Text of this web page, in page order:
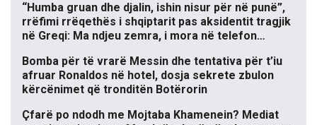
“Humba gruan dhe djalin, ishin nisur për në punë”,
rrëfimi rrëqethës i shqiptarit pas aksidentit tragjik
në Greqi: Ma ndjeu zemra, i mora në telefon…
Bomba për të vrarë Messin dhe tentativa për t’iu
afruar Ronaldos në hotel, dosja sekrete zbulon
kërcënimet që tronditën Botërorin
Çfarë po ndodh me Mojtaba Khamenein? Mediat